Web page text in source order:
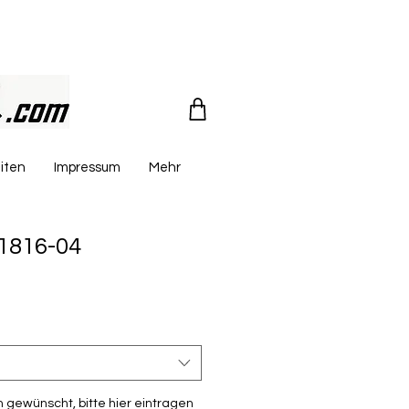
Impressum Mehr
04
gewünscht, bitte hier eintragen